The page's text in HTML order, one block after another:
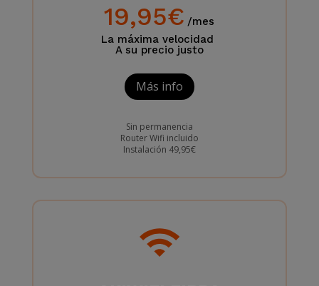
19,95€ /mes
La máxima velocidad
A su precio justo
Más info
Sin permanencia
Router Wifi incluido
Instalación 49,95€